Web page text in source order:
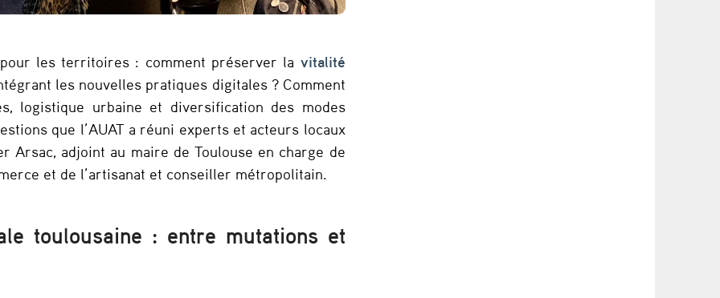
les territoires : comment préserver la vitalité
les nouvelles pratiques digitales ? Comment
logistique urbaine et diversification des modes
que l’AUAT a réuni experts et acteurs locaux
Arsac, adjoint au maire de Toulouse en charge de
et de l’artisanat et conseiller métropolitain.
toulousaine : entre mutations et